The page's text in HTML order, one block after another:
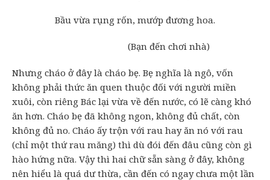
Bầu vừa rụng rốn, mướp đương hoa.
(Bạn đến chơi nhà)
Nhưng cháo ở đây là cháo bẹ. Bẹ nghĩa là ngô, vốn
không phải thức ăn quen thuộc đối với người miền
xuôi, còn riêng Bác lại vừa về đến nước, có lẽ càng khó
ăn hơn. Cháo bẹ đã không ngon, không đủ chất, còn
không đủ no. Cháo ấy trộn với rau hay ăn nó với rau
(chỉ một thứ rau măng) thì dù đói đến đâu cũng còn gì
hào hứng nữa. Vậy thì hai chữ sẵn sàng ở đây, không
nên hiểu là quá dư thừa, cần đến có ngay chưa một lần